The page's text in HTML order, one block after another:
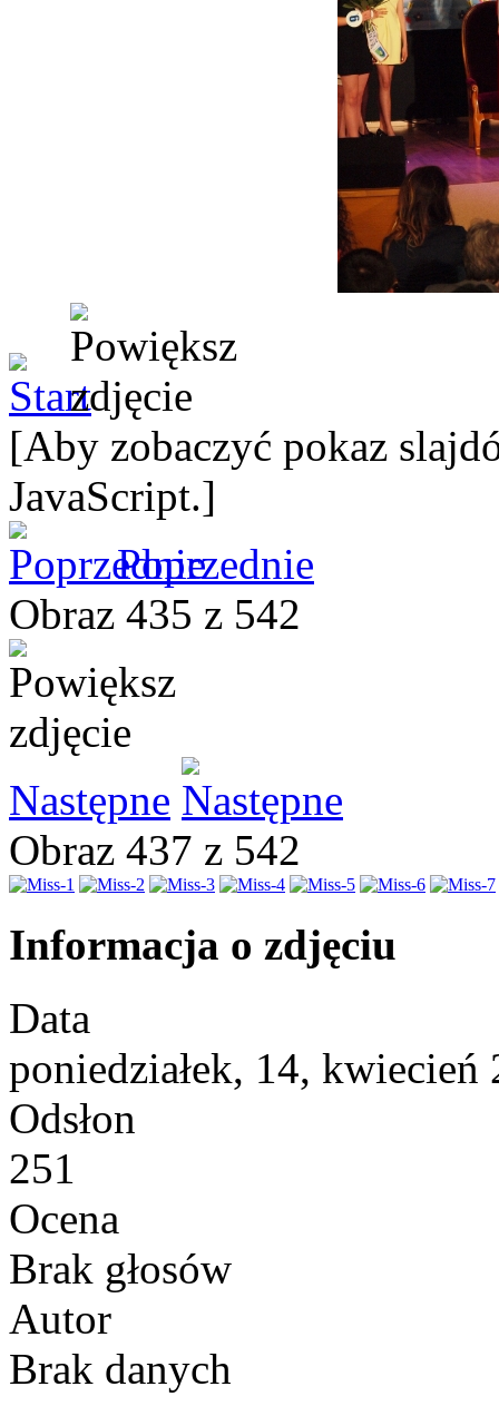
[Aby zobaczyć pokaz
JavaScript.]
Poprzednie
Obraz 435 z 542
Następne
Obraz 437 z 542
Informacja o zdjęciu
Data
poniedziałek, 14, kwiecień
Odsłon
251
Ocena
Brak głosów
Autor
Brak danych